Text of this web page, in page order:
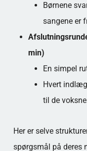
Børnene
sangene er
min)
En simpel
Hvert
til de
Her er selve
spørgsmål på deres